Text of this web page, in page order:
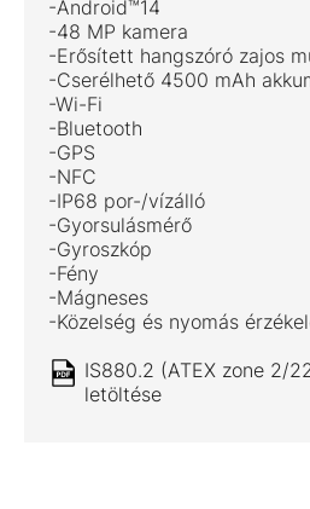
-Android™14
-48 MP kamera
-Erősített hangszóró zajos
-Cserélhető 4500 mAh
-Wi-Fi
-Bluetooth
-GPS
-NFC
-IP68 por-/vízálló
-Gyorsulásmérő
-Gyroszkóp
-Fény
-Mágneses
-Közelség és nyomás
IS880.2 (ATEX zone 2/
letöltése